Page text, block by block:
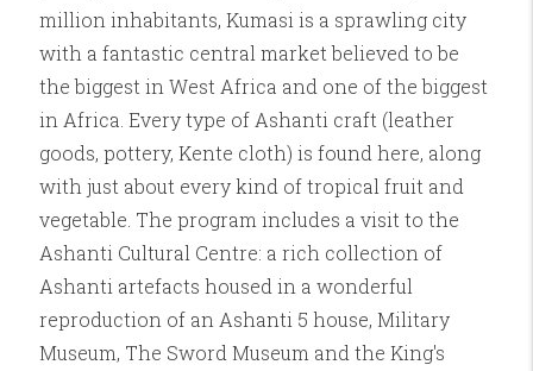
million inhabitants, Kumasi is a sprawling city
with a fantastic central market believed to be
the biggest in West Africa and one of the biggest
in Africa. Every type of Ashanti craft (leather
goods, pottery, Kente cloth) is found here, along
with just about every kind of tropical fruit and
vegetable. The program includes a visit to the
Ashanti Cultural Centre: a rich collection of
Ashanti artefacts housed in a wonderful
reproduction of an Ashanti 5 house, Military
Museum, The Sword Museum and the King's